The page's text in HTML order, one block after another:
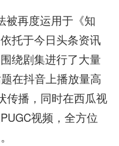
再度运用于《知
托于今日头条资讯
绕剧集进行了大量
在抖音上播放量高
传播，同时在西瓜视
视频，全方位